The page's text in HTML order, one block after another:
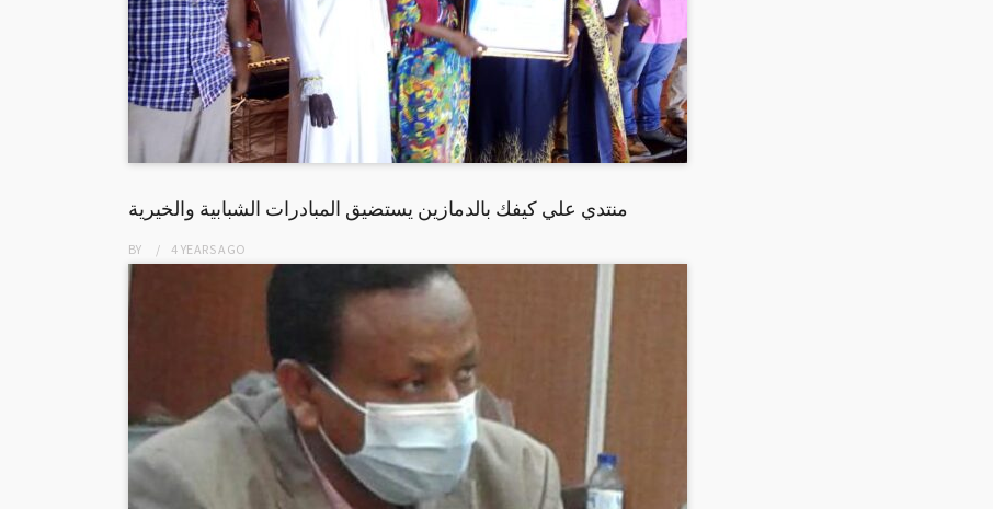
منتدي علي كيفك بالدمازين يستضيق المبادرات الشبابية والخيرية
BY 4 YEARSAGO